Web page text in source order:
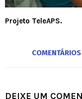
Projeto TeleAPS.
COMENTÁRIOS
DEIXE UM